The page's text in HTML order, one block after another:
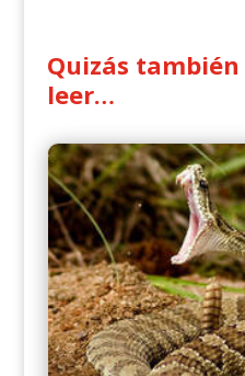
Quizás
leer…